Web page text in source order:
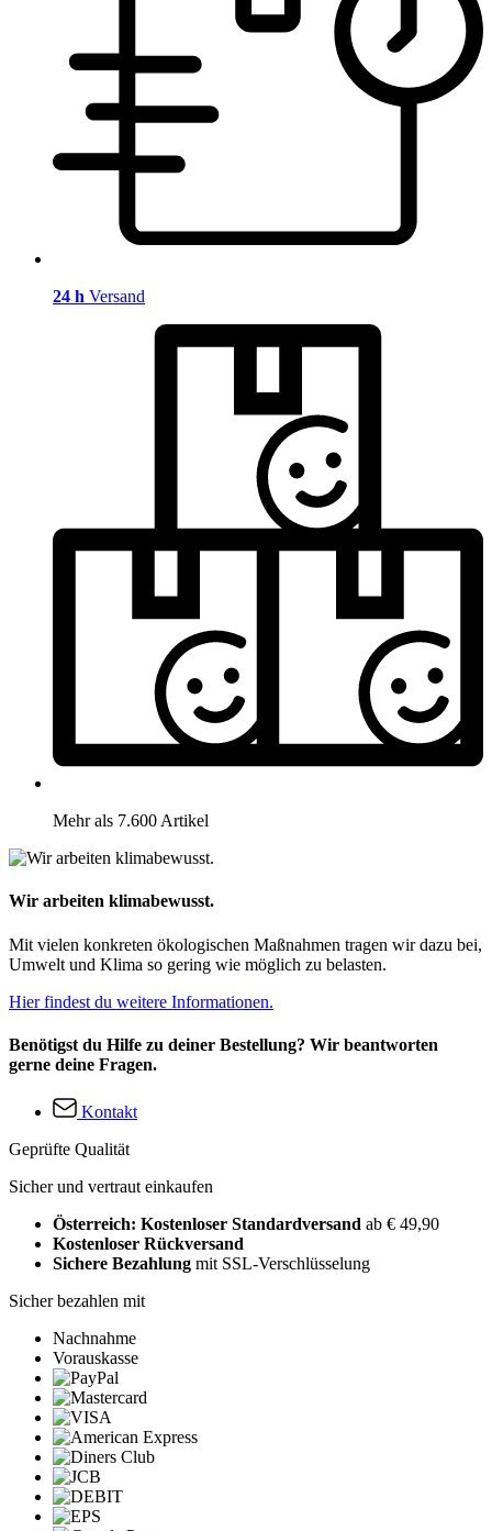
24 h Versand
Mehr als 7.600 Artikel
Wir arbeiten klimabewusst.
Mit vielen konkreten ökologischen Maßnahmen tragen wir dazu bei,
Umwelt und Klima so gering wie möglich zu belasten.
Hier findest du weitere Informationen.
Benötigst du Hilfe zu deiner Bestellung? Wir beantworten
gerne deine Fragen.
Kontakt
Geprüfte Qualität
Sicher und vertraut einkaufen
Österreich: Kostenloser Standardversand ab € 49,90
Kostenloser Rückversand
Sichere Bezahlung mit SSL-Verschlüsselung
Sicher bezahlen mit
Nachnahme
Vorauskasse